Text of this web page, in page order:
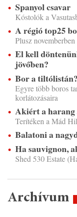
Spanyol csavar
Kóstolók a
A régió top25
Plusz
El kell
jövőben?
Bor a tiltólistán?
Egyre több boros
korlátozásaira
Akiért a harang
Terítéken a Mád
Balatoni a
Ha sauvignon,
Shed 530 Estate
Archívum